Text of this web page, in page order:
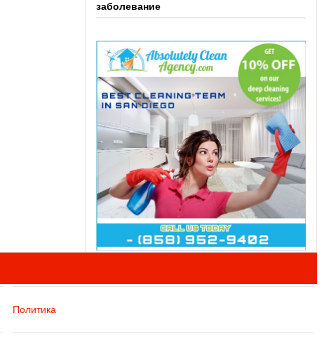
заболевание
Политика